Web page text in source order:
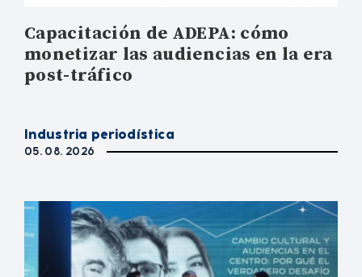
Capacitación de ADEPA: cómo
monetizar las audiencias en la era
post-tráfico
Industria periodística
05. 08. 2026